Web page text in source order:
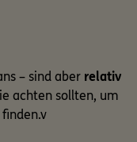
– sind aber relativ
achten sollten, um